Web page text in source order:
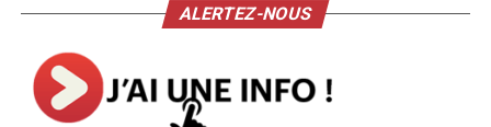
ALERTEZ-NOUS